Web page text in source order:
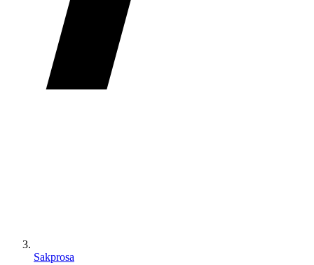
Sakprosa